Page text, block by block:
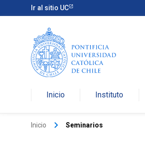
Ir al sitio UC
Inicio Instituto
Inicio keyboard_arrow_right Seminarios